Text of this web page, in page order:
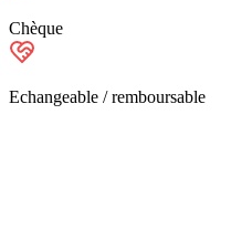
Chèque
Echangeable / remboursable